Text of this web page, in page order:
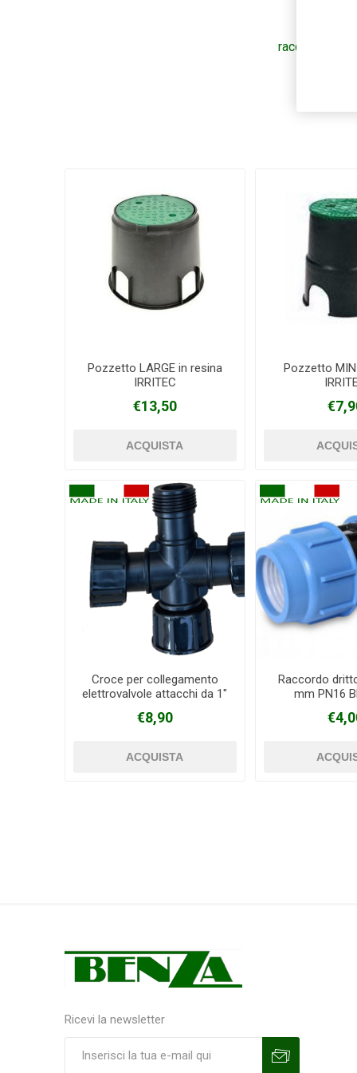
raccordo
Pozzetto LARGE in resina
IRRITEC
€13,50
Pozzetto
Croce per collegamento
elettrovalvole attacchi da 1"
€8,90
Raccordo
mm PN16
Ricevi la newsletter